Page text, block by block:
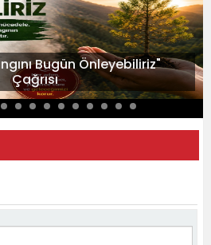
Bugün Önleyebiliriz"
Çağrısı